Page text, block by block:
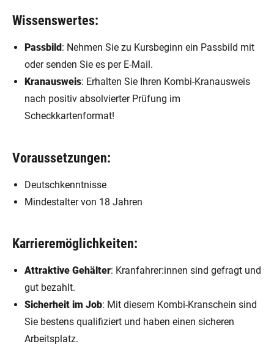
Wissenswertes:
Passbild : Nehmen Sie zu Kursbeginn ein Passbild mit
oder senden Sie es per E-Mail.
Kranausweis: Erhalten Sie Ihren Kombi-Kranausweis
nach positiv absolvierter Prüfung im
Scheckkartenformat!
Voraussetzungen:
Deutschkenntnisse
Mindestalter von 18 Jahren
Karrieremöglichkeiten:
Attraktive Gehälter: Kranfahrer:innen sind gefragt und
gut bezahlt.
Sicherheit im Job: Mit diesem Kombi-Kranschein sind
Sie bestens qualifiziert und haben einen sicheren
Arbeitsplatz.